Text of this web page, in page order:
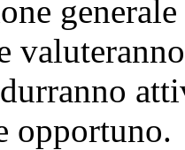
opportuno.